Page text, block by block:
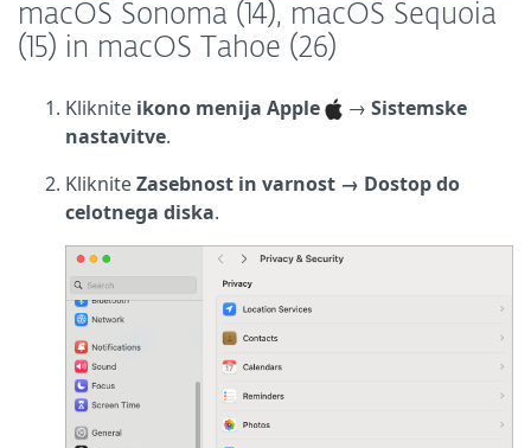
macOS Sonoma (14), macOS Sequoia
(15) in macOS Tahoe (26)
Kliknite ikono menija Apple → Sistemske
nastavitve.
KlikniteZasebnost in varnost → Dostop do
celotnega diska.